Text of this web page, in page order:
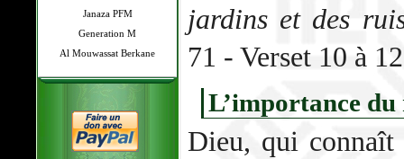
Janaza PFM
Generation M
Al Mouwassat Berkane
jardins et des
71 - Verset 10 à
L’importance
Dieu, qui connaît